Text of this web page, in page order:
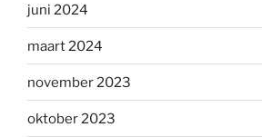
juni 2024
maart 2024
november 2023
oktober 2023